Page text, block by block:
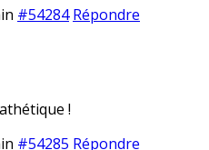
#54284 Répondre
!
#54285 Répondre